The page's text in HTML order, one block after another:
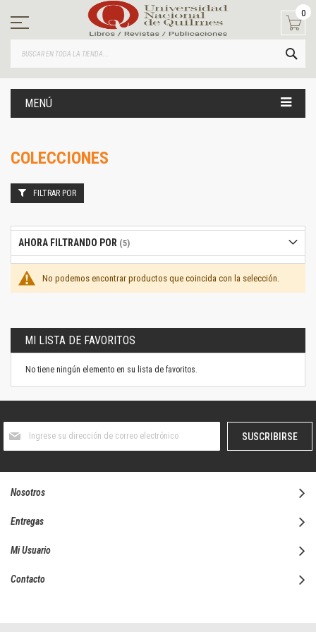
contenido
0
MENÚ
COLECCIONES
No podemos encontrar productos que coincida con la selección.
FILTRAR POR
AHORA FILTRANDO POR
MI LISTA DE FAVORITOS
No tiene ningún elemento en su lista de favoritos.
boletín
SUSCRIBIRSE
Nosotros
Entregas
Mi Usuario
Contacto